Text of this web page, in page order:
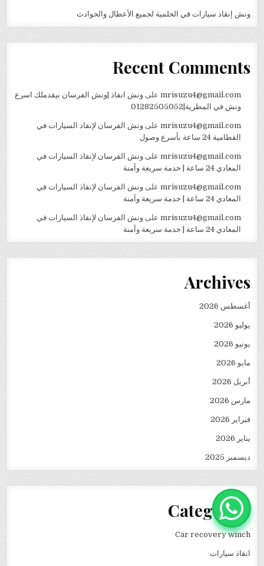
ونش إنقاذ سيارات في الحلمية لجميع الأعطال والحوادث
Recent Comments
mrisuzu4@gmail.comعلى ونش انقاذ |ونش الفرسان بيقدملك اسرع
ونش في المطرية|01282505052
mrisuzu4@gmail.comعلى ونش الفرسان لإنقاذ السيارات في
القطامية 24 ساعة بأسرع وصول
mrisuzu4@gmail.comعلى ونش الفرسان لإنقاذ السيارات في
المعادي 24 ساعة | خدمة سريعة وآمنة
mrisuzu4@gmail.comعلى ونش الفرسان لإنقاذ السيارات في
المعادي 24 ساعة | خدمة سريعة وآمنة
mrisuzu4@gmail.comعلى ونش الفرسان لإنقاذ السيارات في
المعادي 24 ساعة | خدمة سريعة وآمنة
Archives
أغسطس 2026
يوليو 2026
يونيو 2026
مايو 2026
أبريل 2026
مارس 2026
فبراير 2026
يناير 2026
ديسمبر 2025
Categories
Car recovery winch
انقاذ سيارات